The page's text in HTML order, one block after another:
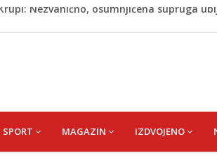
Senija – Sena
obilježavanja godišnjice: "Doživjela
sinu"
Nezvanično, osumnjičena supruga
SPORT MAGAZIN IZDVOJENO